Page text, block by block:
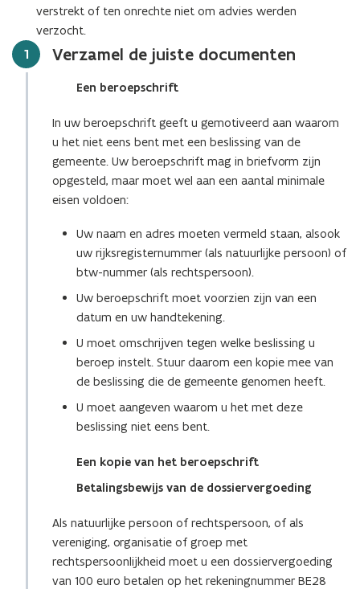
verstrekt of ten onrechte niet om advies werden
verzocht.
Stap
1 Verzamel de juiste documenten
Een beroepschrift
In uw beroepschrift geeft u gemotiveerd aan waarom
u het niet eens bent met een beslissing van de
gemeente. Uw beroepschrift mag in briefvorm zijn
opgesteld, maar moet wel aan een aantal minimale
eisen voldoen:
Uw naam en adres moeten vermeld staan, alsook
uw rijksregisternummer (als natuurlijke persoon) of
btw-nummer (als rechtspersoon).
Uw beroepschrift moet voorzien zijn van een
datum en uw handtekening.
U moet omschrijven tegen welke beslissing u
beroep instelt. Stuur daarom een kopie mee van
de beslissing die de gemeente genomen heeft.
U moet aangeven waarom u het met deze
beslissing niet eens bent.
Een kopie van het beroepschrift
Betalingsbewijs van de dossiervergoeding
Als natuurlijke persoon of rechtspersoon, of als
vereniging, organisatie of groep met
rechtspersoonlijkheid moet u een dossiervergoeding
van 100 euro betalen op het rekeningnummer BE28